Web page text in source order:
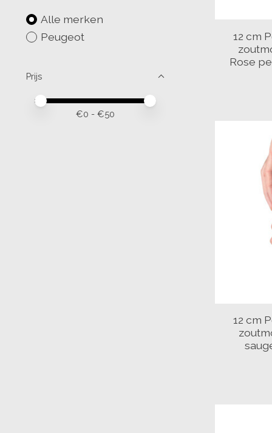
Alle merken
Peugeot
Prijs
Minimale prijswaarde
Price maximum value
€0 - €50
12 cm
Rose
12 cm